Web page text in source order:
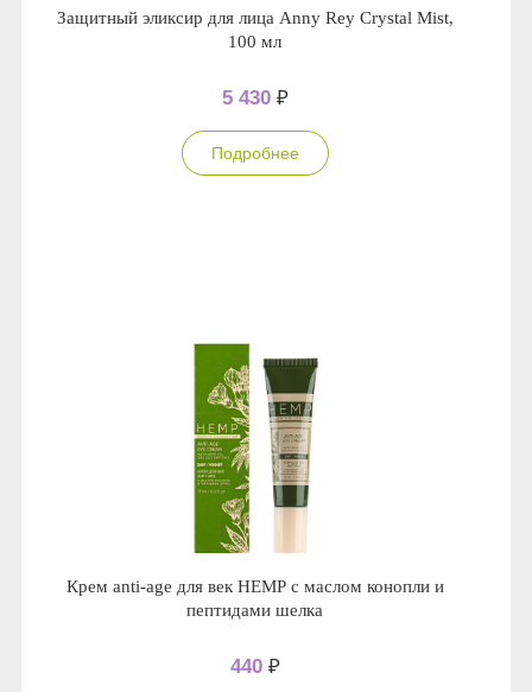
Защитный эликсир для лица Anny Rey Crystal Mist,
100 мл
5 430 ₽
Подробнее
Крем anti-age для век НЕМР с маслом конопли и
пептидами шелка
440 ₽